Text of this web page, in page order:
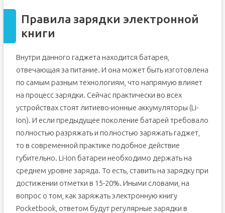
Правила зарядки электронной
книги
Внутри данного гаджета находится батарея,
отвечающая за питание. И она может быть изготовлена
по самым разным технологиям, что напрямую влияет
на процесс зарядки. Сейчас практически во всех
устройствах стоят литиево-ионные аккумуляторы (Li-
Ion). И если предыдущее поколение батарей требовало
полностью разряжать и полностью заряжать гаджет,
то в современной практике подобное действие
губительно. Li-Ion батареи необходимо держать на
среднем уровне заряда. То есть, ставить на зарядку при
достижении отметки в 15-20%. Иными словами, на
вопрос о том, как заряжать электронную книгу
Pocketbook, ответом будут регулярные зарядки в